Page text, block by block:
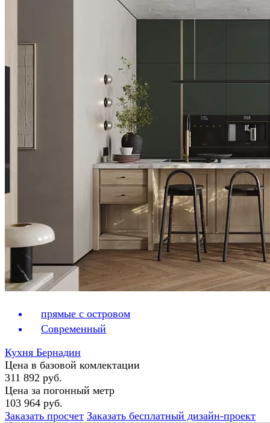
прямые с островом
Современный
Кухня Бернадин
Цена в базовой комлектации
311 892 руб.
Цена за погонный метр
103 964 руб.
Заказать просчет Заказать бесплатный дизайн-проект